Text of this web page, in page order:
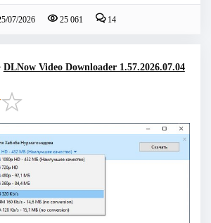
07/2026 25 061 14
DLNow Video Downloader 1.57.2026.07.04